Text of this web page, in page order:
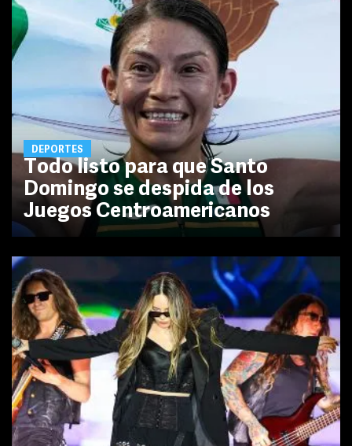
DEPORTES
Todo listo para que Santo
Domingo se despida de los
Juegos Centroamericanos